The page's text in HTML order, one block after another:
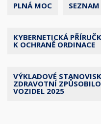
PLNÁ MOC SEZNAM
KYBERNETICKÁ
K OCHRANĚ ORDINACE
VÝKLADOVÉ
ZDRAVOTNÍ
VOZIDEL 2025